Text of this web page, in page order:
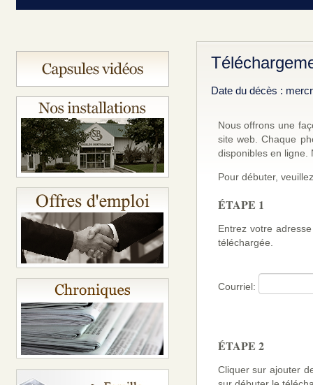
Date du décès :
Nous offrons une
site web. Chaque
disponibles en ligne.
Pour débuter,
ÉTAPE 1
Entrez votre
téléchargée.
Courriel:
ÉTAPE 2
Cliquer sur ajouter